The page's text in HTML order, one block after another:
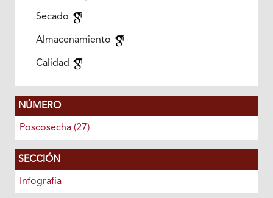
Secado
Almacenamiento
Calidad
NÚMERO
Poscosecha (27)
SECCIÓN
Infografía